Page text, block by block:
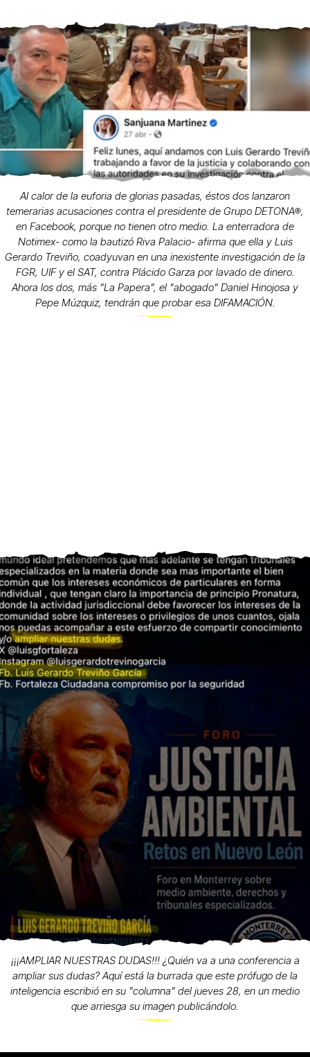
Al calor de la euforia de glorias pasadas, éstos dos lanzaron
temerarias acusaciones contra el presidente de Grupo DETONA®,
en Facebook, porque no tienen otro medio. La enterradora de
Notimex- como la bautizó Riva Palacio- afirma que ella y Luis
Gerardo Treviño, coadyuvan en una inexistente investigación de la
FGR, UIF y el SAT, contra Plácido Garza por lavado de dinero.
Ahora los dos, más "La Papera", el "abogado" Daniel Hinojosa y
Pepe Múzquiz, tendrán que probar esa DIFAMACIÓN.
¡¡¡AMPLIAR NUESTRAS DUDAS!!! ¿Quién va a una conferencia a
ampliar sus dudas? Aquí está la burrada que este prófugo de la
inteligencia escribió en su "columna" del jueves 28, en un medio
que arriesga su imagen publicándolo.